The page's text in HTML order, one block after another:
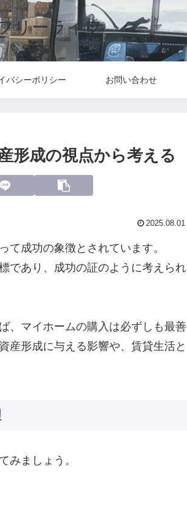
リーライフ
バシーポリシー お問い合わせ
形成の視点から考える
2025.08.01
て成功の象徴とされています。
であり、成功の証のように考えられ
、マイホームの購入は必ずしも最善
産形成に与える影響や、賃貸生活と
みましょう。